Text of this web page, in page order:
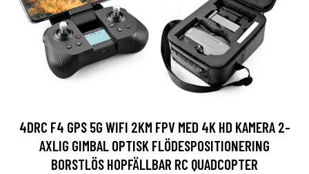
4DRC F4 GPS 5G WIFI 2KM FPV MED 4K HD KAMERA 2-
AXLIG GIMBAL OPTISK FLÖDESPOSITIONERING
BORSTLÖS HOPFÄLLBAR RC QUADCOPTER